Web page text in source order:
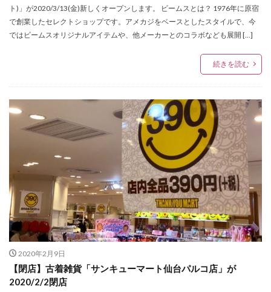
ト)」が2020/3/13(金)新しくオープンします。 ビームスとは？ 1976年に原宿
で創業したセレクトショップです。アメカジをベースとしたスタイルで、今
ではビームスオリジナルアイテムや、他メーカーとのコラボなども展開 […]
続きを読む
2020年2月9日
【閉店】古着雑貨「サンキューマート仙台パルコ店」が
2020/2/2閉店
アンバサダー イケア
イケア仙台
イコールラブ
イタリア
イッセイ ミヤケ メン
ウィンターファッションバーゲン
ウィンターラストオフセール
ウォッチン！みやぎ
ウォレット
エスパルスクエア
エスパル仙台
エスパル仙台本館
エスパル仙台東館
エチュードバイイー
エヌナンバー
エリー
エレベーションファイブ バイ キッズマート
エンジェルハート
オシアナス
オッズオネスト
オットー ピトックスタイル
オフィシャルショップ
オロビアンコ